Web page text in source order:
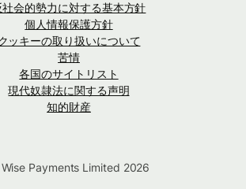
社会的勢力に対する基本方針
個人情報保護方針
ッキーの取り扱いについて
苦情
各国のサイトリスト
現代奴隷法に関する声明
知的財産
Payments Limited 2026